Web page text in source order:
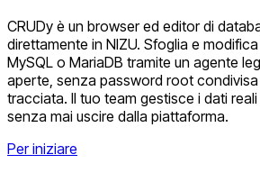
CRUDy è un browser ed editor di
direttamente in NIZU. Sfoglia e
MySQL o MariaDB tramite un agente
aperte, senza password root
tracciata. Il tuo team gestisce i dati
senza mai uscire dalla piattaforma.
Per iniziare